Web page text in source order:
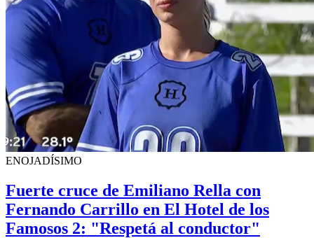
ENOJADÍSIMO
Fuerte cruce de Emiliano Rella con
Fernando Carrillo en El Hotel de los
Famosos 2: "Respetá al conductor"